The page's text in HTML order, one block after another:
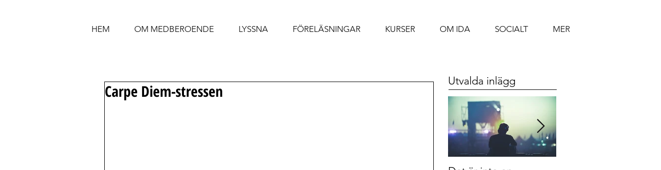
HEM OM MEDBEROENDE LYSSNA FÖRELÄSNINGAR KURSER OM IDA SOCIALT MER
Carpe Diem-stressen
Utvalda inlägg